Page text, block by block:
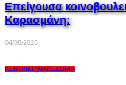
Επείγουσα
Καρασμάνη:
04/08/2026
ΚΕΝΤΡΙΚΉ ΜΑΚΕΔΟΝΊΑ